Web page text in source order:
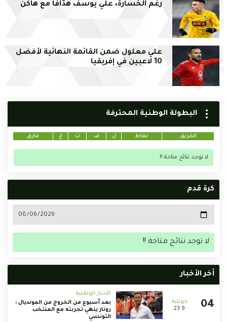
رغم الخسارة، علي يوسف هدّافاً مع هاكن
علي معلول ضمن القائمة النهائية لأفضل
10 لاعبين في إفريقيا
البطولة الوطنية المحترفة
الفريق نقاط ل ف ت خ فارق
لا توجد نتائج متاحة !!
كرة قدم
لا توجد نتائج متاحة !!
أخر الأخبار
23:9
الأخبار الوطنية
بعد أسبوع من الخروج من المونديال :
رونار ينهي تجربته مع المنتخب
التونسي